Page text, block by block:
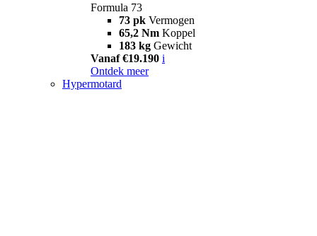
Formula 73
73 pk Vermogen
65,2 Nm Koppel
183 kg Gewicht
Vanaf €19.190 i
Ontdek meer
Hypermotard